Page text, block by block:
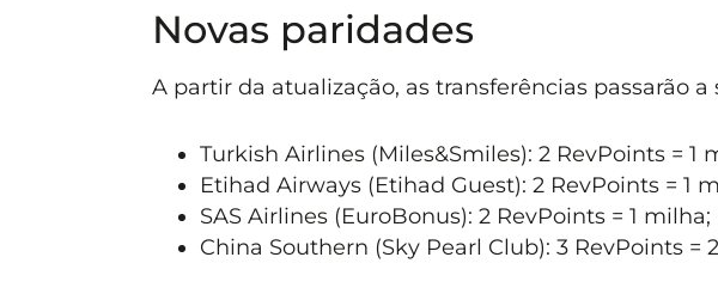
Novas paridades
A partir da atualização, as transferências passarão
Turkish Airlines (Miles&Smiles): 2 RevPoints = 1
Etihad Airways (Etihad Guest): 2 RevPoints = 1
SAS Airlines (EuroBonus): 2 RevPoints = 1 milha;
China Southern (Sky Pearl Club): 3 RevPoints =